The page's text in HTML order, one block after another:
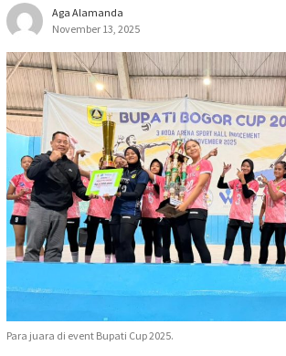
Aga Alamanda
November 13, 2025
Para juara di event Bupati Cup 2025.